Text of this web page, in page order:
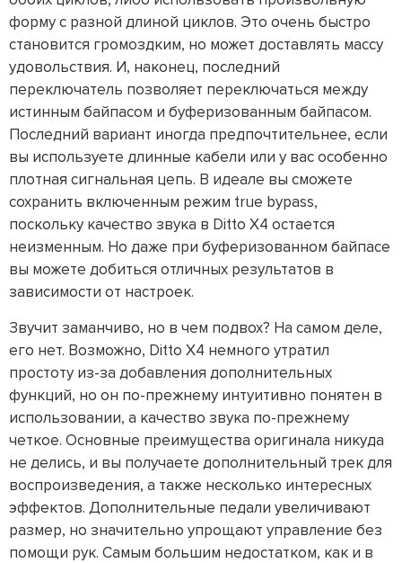
форму с разной длиной циклов. Это очень быстро
становится громоздким, но может доставлять массу
удовольствия. И, наконец, последний
переключатель позволяет переключаться между
истинным байпасом и буферизованным байпасом.
Последний вариант иногда предпочтительнее, если
вы используете длинные кабели или у вас особенно
плотная сигнальная цепь. В идеале вы сможете
сохранить включенным режим true bypass,
поскольку качество звука в Ditto X4 остается
неизменным. Но даже при буферизованном байпасе
вы можете добиться отличных результатов в
зависимости от настроек.
Звучит заманчиво, но в чем подвох? На самом деле,
его нет. Возможно, Ditto X4 немного утратил
простоту из-за добавления дополнительных
функций, но он по-прежнему интуитивно понятен в
использовании, а качество звука по-прежнему
четкое. Основные преимущества оригинала никуда
не делись, и вы получаете дополнительный трек для
воспроизведения, а также несколько интересных
эффектов. Дополнительные педали увеличивают
размер, но значительно упрощают управление без
помощи рук. Самым большим недостатком, как и в